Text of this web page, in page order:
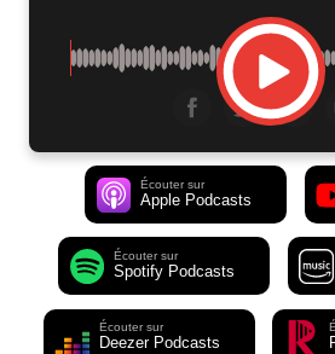
Écouter sur
Apple Podcasts
Écouter sur
Spotify Podcasts
Écouter sur
Deezer Podcasts